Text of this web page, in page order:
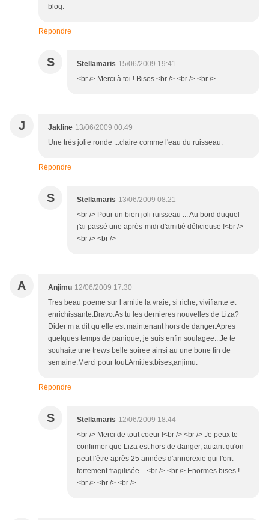
blog.
Répondre
S Stellamaris 15/06/2009 19:41
<br /> Merci à toi ! Bises.<br /> <br /> <br />
J Jakline 13/06/2009 00:49
Une très jolie ronde ...claire comme l'eau du ruisseau.
Répondre
S Stellamaris 13/06/2009 08:21
<br /> Pour un bien joli ruisseau ... Au bord duquel
j'ai passé une après-midi d'amitié délicieuse !<br />
<br /> <br />
A Anjimu 12/06/2009 17:30
Tres beau poeme sur l amitie la vraie, si riche, vivifiante et
enrichissante.Bravo.As tu les dernieres nouvelles de Liza?
Dider m a dit qu elle est maintenant hors de danger.Apres
quelques temps de panique, je suis enfin soulagee...Je te
souhaite une trews belle soiree ainsi au une bone fin de
semaine.Merci pour tout.Amities.bises,anjimu.
Répondre
S Stellamaris 12/06/2009 18:44
<br /> Merci de tout coeur !<br /> <br /> Je peux te
confirmer que Liza est hors de danger, autant qu'on
peut l'être après 25 années d'annorexie qui l'ont
fortement fragilisée ...<br /> <br /> Enormes bises !
<br /> <br /> <br />